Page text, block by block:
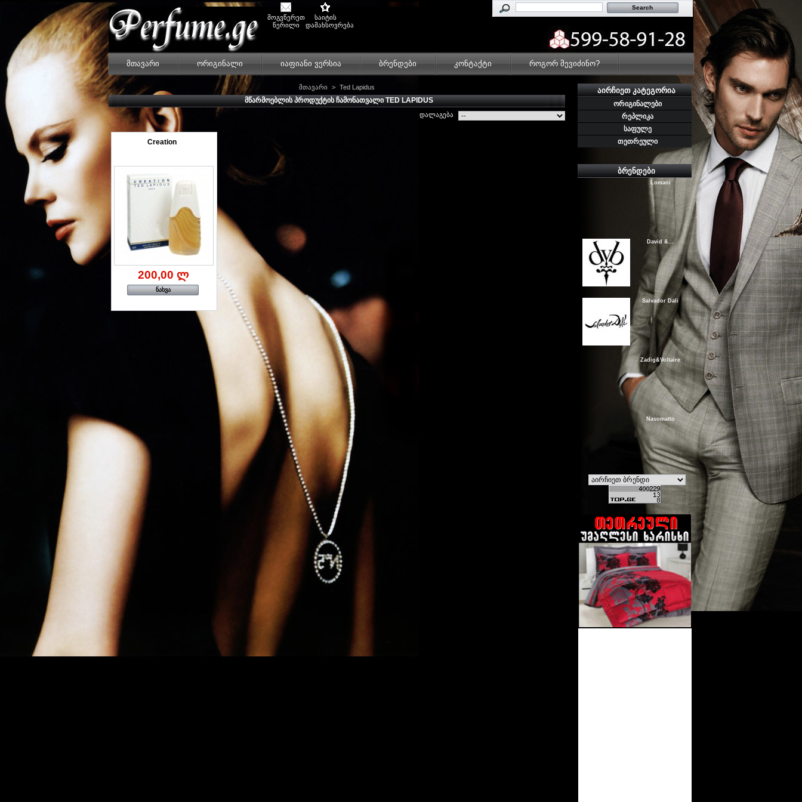
მოგვწერეთ
წერილი
საიტის
დამახსოვრება
მთავარი ორიგინალი იაფიანი ვერსია ბრენდები კონტაქტი როგორ შევიძინო?
მთავარი > Ted Lapidus
ᲛᲬᲐᲠᲛᲝᲔᲑᲚᲘᲡ ᲞᲠᲝᲓᲣᲥᲢᲘᲡ ᲩᲐᲛᲝᲜᲐᲗᲕᲐᲚᲘ TED LAPIDUS
დალაგება
Creation
200,00 ლ
ნახვა
ᲐᲘᲠᲩᲘᲔᲗ ᲙᲐᲢᲔᲒᲝᲠᲘᲐ
ორიგინალები
რეპლიკა
საფულე
თეთრეული
ᲑᲠᲔᲜᲓᲔᲑᲘ
Guerlain
Nina Ricci
Lomani
David &...
Salvador Dali
Zadig&Voltaire
Nasomatto
Kenzo
Hugo Boss
Shaik